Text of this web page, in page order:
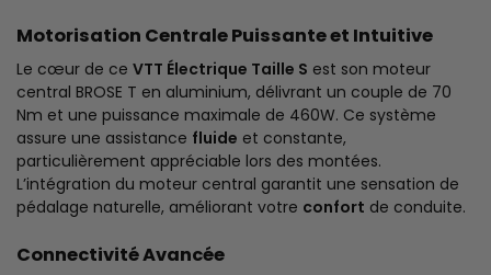
Motorisation Centrale Puissante et Intuitive
Le cœur de ce VTT Électrique Taille S est son moteur
central BROSE T en aluminium, délivrant un couple de 70
Nm et une puissance maximale de 460W. Ce système
assure une assistance fluide et constante,
particulièrement appréciable lors des montées.
L’intégration du moteur central garantit une sensation de
pédalage naturelle, améliorant votre confort de conduite.
Connectivité Avancée